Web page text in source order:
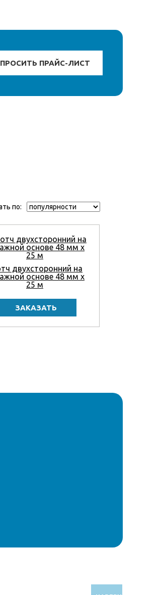
по:
двухсторонний на
основе 48 мм x
25 м